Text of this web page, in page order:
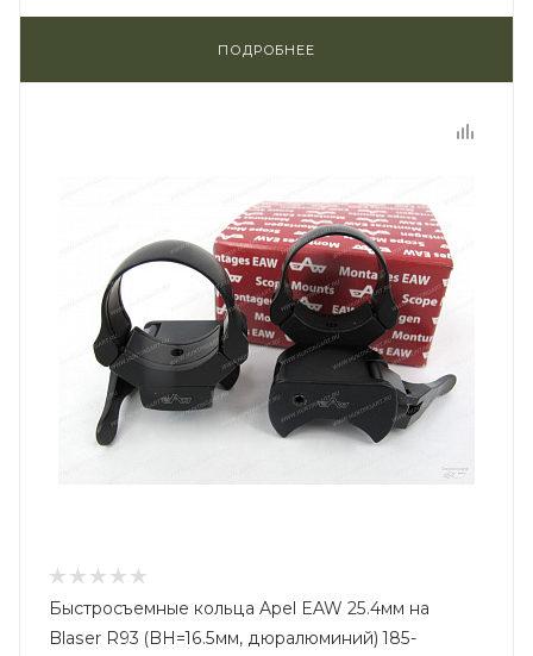
ПОДРОБНЕЕ
Быстросъемные кольца Apel EAW 25.4мм на
Blaser R93 (BH=16.5мм, дюралюминий) 185-